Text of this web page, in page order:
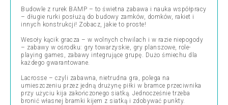
Budowle z rurek BAMP – to świetna zabawa i nauka współpracy
– długie rurki posłużą do budowy zamków, domków, rakiet i
innych konstrukcji! Zobacz, jakie to proste!
Wesoły kącik gracza – w wolnych chwilach i w razie niepogody
– zabawy w ośrodku: gry towarzyskie, gry planszowe, role-
playing games, zabawy integrujące grupę. Dużo śmiechu dla
każdego gwarantowane.
Lacrosse – czyli zabawna, nietrudna gra, polega na
umieszczeniu przez jedną drużynę piłki w bramce przeciwnika
przy użyciu kija zakończonego siatką. Jednocześnie trzeba
bronić własnej bramki kijem z siatką i zdobywać punkty.